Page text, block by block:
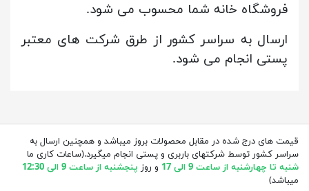
فروشگاه خانه شما محسوب می شود.
ارسال به سراسر کشور از طرق شرکت های معتبر
پستی انجام می شود.
قیمت های درج شده در مقابل محصولات بروز میباشد و همچنین ارسال به
سراسر کشور توسط شرکتهای باربری و پستی انجام میگیرد.(ساعات کاری ما
شنبه تا چهارشنبه از ساعت 9 الی 17
و روز پنجشنبه از ساعت 9 الی 12:30
میباشد)